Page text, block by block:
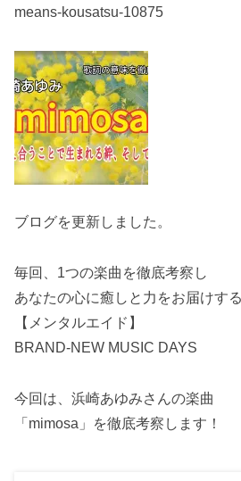
means-kousatsu-10875
ブログを更新しました。
毎回、1つの楽曲を徹底考察し
あなたの心に癒しと力をお届けする
【メンタルエイド】
BRAND-NEW MUSIC DAYS
今回は、浜崎あゆみさんの楽曲
「mimosa」を徹底考察します！